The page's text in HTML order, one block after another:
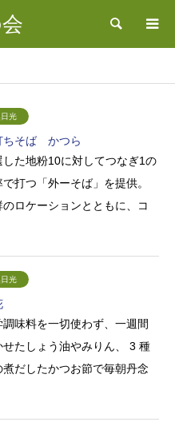
検索
光
ちそば かつら
した地粉10に対してつなぎ1の
で打つ「外ーそば」を提供。
のロケーションとともに、コ
光
調味料を一切使わず、一週間
せたしょう油やみりん、 3 種
煮だしたかつお節で毎朝丹念